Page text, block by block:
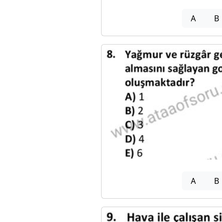
A B
A B